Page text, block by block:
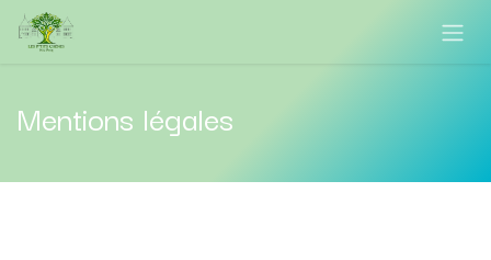
Se rendre au contenu
Mentions légales